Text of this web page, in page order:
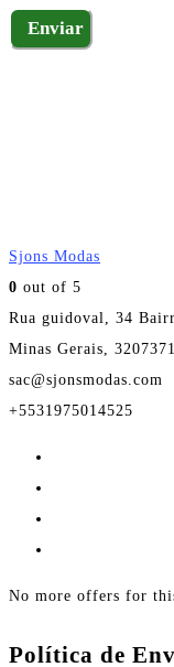
Sjons Modas
0 out of 5
Rua guidoval, 34
Minas Gerais,
sac@sjonsmodas.com
+5531975014525
No more offers for
Política de